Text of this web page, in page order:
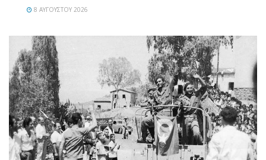
8 ΑΥΓΟΎΣΤΟΥ 2026